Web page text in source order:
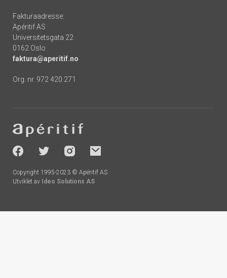
Fakturaadresse:
Apéritif AS
Universitetsgata 22
0162 Oslo
faktura@aperitif.no
Org. nr. 972 420 271
-
socials
Copyright 1995-2023 © Apéritif AS
Utviklet av Ideo Solutions AS